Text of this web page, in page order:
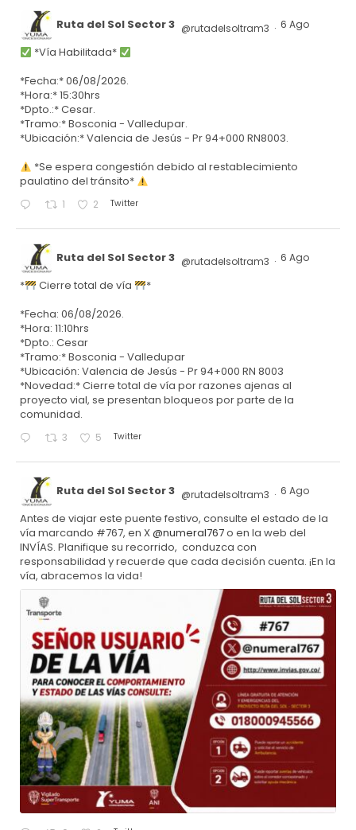
Ruta del Sol Sector 3 @rutadelsoltram3 · 6 Ago
*Vía Habilitada*
*Fecha:* 06/08/2026.
*Hora:* 15:30hrs
*Dpto.:* Cesar.
*Tramo:* Bosconia - Valledupar.
*Ubicación:* Valencia de Jesús - Pr 94+000 RN8003.
*Se espera congestión debido al restablecimiento
paulatino del tránsito*
1 2 Twitter
Ruta del Sol Sector 3 @rutadelsoltram3 · 6 Ago
* Cierre total de vía
*
*Fecha: 06/08/2026.
*Hora: 11:10hrs
*Dpto.: Cesar
*Tramo:* Bosconia - Valledupar
*Ubicación: Valencia de Jesús - Pr 94+000 RN 8003
*Novedad:* Cierre total de vía por razones ajenas al
proyecto vial, se presentan bloqueos por parte de la
comunidad.
3 5 Twitter
Ruta del Sol Sector 3 @rutadelsoltram3 · 6 Ago
Antes de viajar este puente festivo, consulte el estado de la
vía marcando #767, en X@numeral767o en la web del
INVÍAS. Planifique su recorrido, conduzca con
responsabilidad y recuerde que cada decisión cuenta. ¡En la
vía, abracemos la vida!